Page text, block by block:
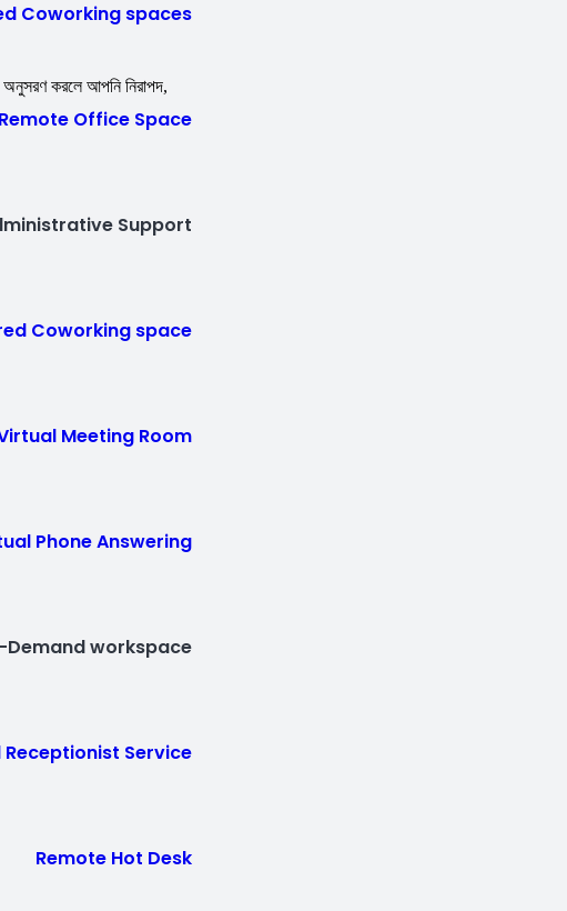
Coworking spaces
Remote Office Space
Support
Coworking space
Meeting Room
Phone Answering
Demand workspace
Service
Remote Hot Desk
অনুসরণ করলে আপনি নিরাপদ,